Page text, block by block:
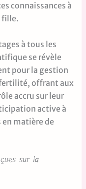
connaissances à
fille.
à tous les
se révèle
pour la gestion
offrant aux
accru sur leur
active à
en matière de
sur la